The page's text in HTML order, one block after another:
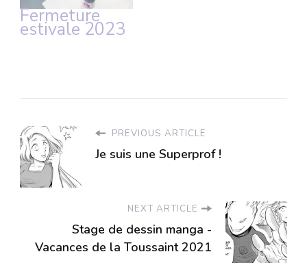
Fermeture
estivale 2023
PREVIOUS ARTICLE
Je suis une Superprof !
NEXT ARTICLE
Stage de dessin manga -
Vacances de la Toussaint 2021